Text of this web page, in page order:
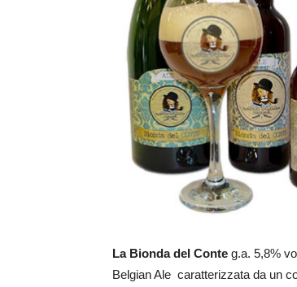
La Bionda del Conte g.a. 5,8%
Belgian Ale caratterizzata da un